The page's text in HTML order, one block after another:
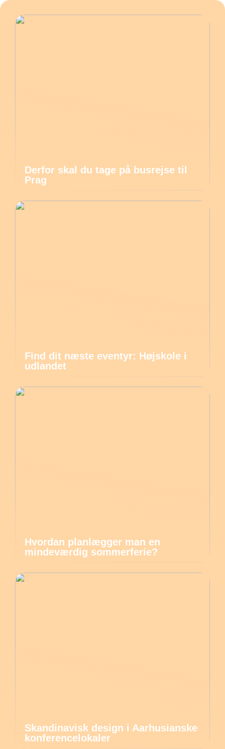
Derfor skal du tage på busrejse til
Prag
Find dit næste eventyr: Højskole i
udlandet
Hvordan planlægger man en
mindeværdig sommerferie?
Skandinavisk design i Aarhusianske
konferencelokaler